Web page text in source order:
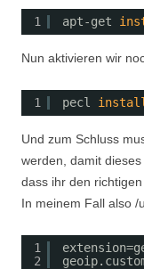
1 apt-get
Nun aktivieren wir
1 pecl install
Und zum Schluss
werden, damit
dass ihr den
In meinem Fall also /
1
2